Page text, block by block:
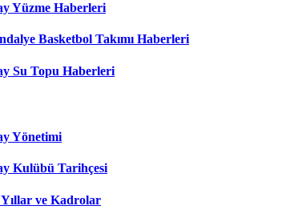
Yüzme Haberleri
Basketbol Takımı Haberleri
Su Topu Haberleri
Yönetimi
Kulübü Tarihçesi
ve Kadrolar